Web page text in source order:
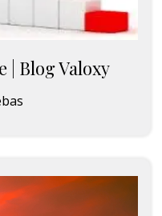
| Blog Valoxy